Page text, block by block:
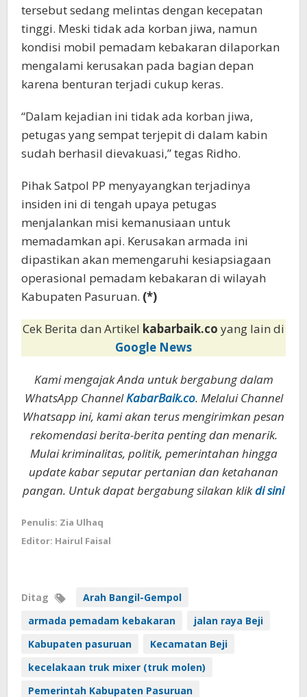
tersebut sedang melintas dengan kecepatan
tinggi. Meski tidak ada korban jiwa, namun
kondisi mobil pemadam kebakaran dilaporkan
mengalami kerusakan pada bagian depan
karena benturan terjadi cukup keras.
“Dalam kejadian ini tidak ada korban jiwa,
petugas yang sempat terjepit di dalam kabin
sudah berhasil dievakuasi,” tegas Ridho.
Pihak Satpol PP menyayangkan terjadinya
insiden ini di tengah upaya petugas
menjalankan misi kemanusiaan untuk
memadamkan api. Kerusakan armada ini
dipastikan akan memengaruhi kesiapsiagaan
operasional pemadam kebakaran di wilayah
Kabupaten Pasuruan. (*)
Cek Berita dan Artikel kabarbaik.co yang lain di
Google News
Kami mengajak Anda untuk bergabung dalam
WhatsApp ChannelKabarBaik.co. Melalui Channel
Whatsapp ini, kami akan terus mengirimkan pesan
rekomendasi berita-berita penting dan menarik.
Mulai kriminalitas, politik, pemerintahan hingga
update kabar seputar pertanian dan ketahanan
pangan. Untuk dapat bergabung silakan klikdi sini
Penulis: Zia Ulhaq
Editor: Hairul Faisal
Ditag
Arah Bangil-Gempol
armada pemadam kebakaran
jalan raya Beji
Kabupaten pasuruan
Kecamatan Beji
kecelakaan truk mixer (truk molen)
Pemerintah Kabupaten Pasuruan